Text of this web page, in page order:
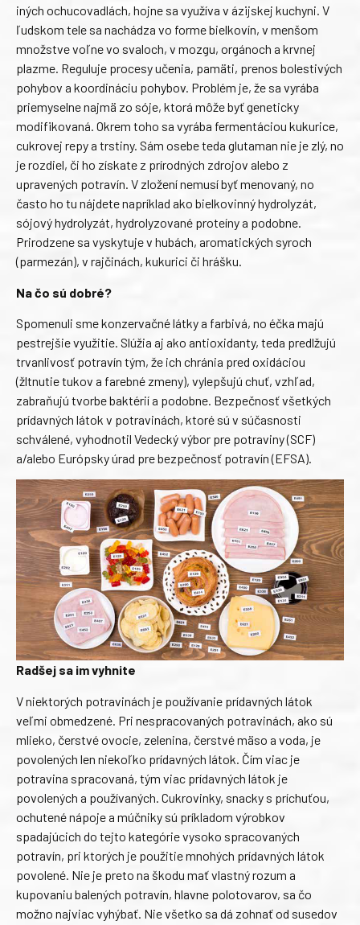
iných ochucovadlách, hojne sa využíva v ázijskej kuchyni. V
ľudskom tele sa nachádza vo forme bielkovín, v menšom
množstve voľne vo svaloch, v mozgu, orgánoch a krvnej
plazme. Reguluje procesy učenia, pamäti, prenos bolestivých
pohybov a koordináciu pohybov. Problém je, že sa vyrába
priemyselne najmä zo sóje, ktorá môže byť geneticky
modifikovaná. Okrem toho sa vyrába fermentáciou kukurice,
cukrovej repy a trstiny. Sám osebe teda glutaman nie je zlý, no
je rozdiel, či ho získate z prírodných zdrojov alebo z
upravených potravín. V zložení nemusí byť menovaný, no
často ho tu nájdete napríklad ako bielkovinný hydrolyzát,
sójový hydrolyzát, hydrolyzované proteíny a podobne.
Prirodzene sa vyskytuje v hubách, aromatických syroch
(parmezán), v rajčinách, kukurici či hrášku.
Na čo sú dobré?
Spomenuli sme konzervačné látky a farbivá, no éčka majú
pestrejšie využitie. Slúžia aj ako antioxidanty, teda predlžujú
trvanlivosť potravín tým, že ich chránia pred oxidáciou
(žltnutie tukov a farebné zmeny), vylepšujú chuť, vzhľad,
zabraňujú tvorbe baktérií a podobne. Bezpečnosť všetkých
prídavných látok v potravinách, ktoré sú v súčasnosti
schválené, vyhodnotil Vedecký výbor pre potraviny (SCF)
a/alebo Európsky úrad pre bezpečnosť potravín (EFSA).
Radšej sa im vyhnite
V niektorých potravinách je používanie prídavných látok
veľmi obmedzené. Pri nespracovaných potravinách, ako sú
mlieko, čerstvé ovocie, zelenina, čerstvé mäso a voda, je
povolených len niekoľko prídavných látok. Čím viac je
potravina spracovaná, tým viac prídavných látok je
povolených a používaných. Cukrovinky, snacky s príchuťou,
ochutené nápoje a múčniky sú príkladom výrobkov
spadajúcich do tejto kategórie vysoko spracovaných
potravín, pri ktorých je použitie mnohých prídavných látok
povolené. Nie je preto na škodu mať vlastný rozum a
kupovaniu balených potravín, hlavne polotovarov, sa čo
možno najviac vyhýbať. Nie všetko sa dá zohnať od susedov